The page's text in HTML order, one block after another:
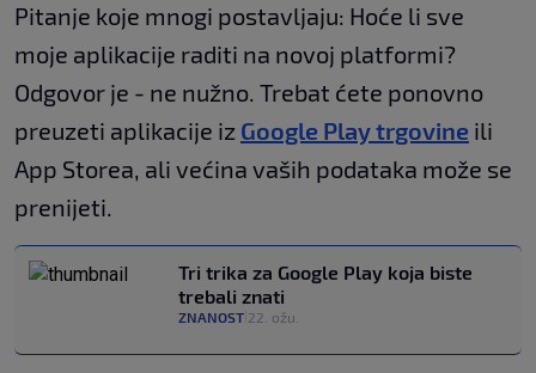
Pitanje koje mnogi postavljaju: Hoće li sve
moje aplikacije raditi na novoj platformi?
Odgovor je - ne nužno. Trebat ćete ponovno
preuzeti aplikacije iz Google Play trgovine ili
App Storea, ali većina vaših podataka može se
prenijeti.
Tri trika za Google Play koja biste
trebali znati
ZNANOST 22. ožu.